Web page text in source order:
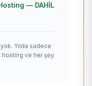
— DAHİL
Yılda sadece
hosting ve her şey